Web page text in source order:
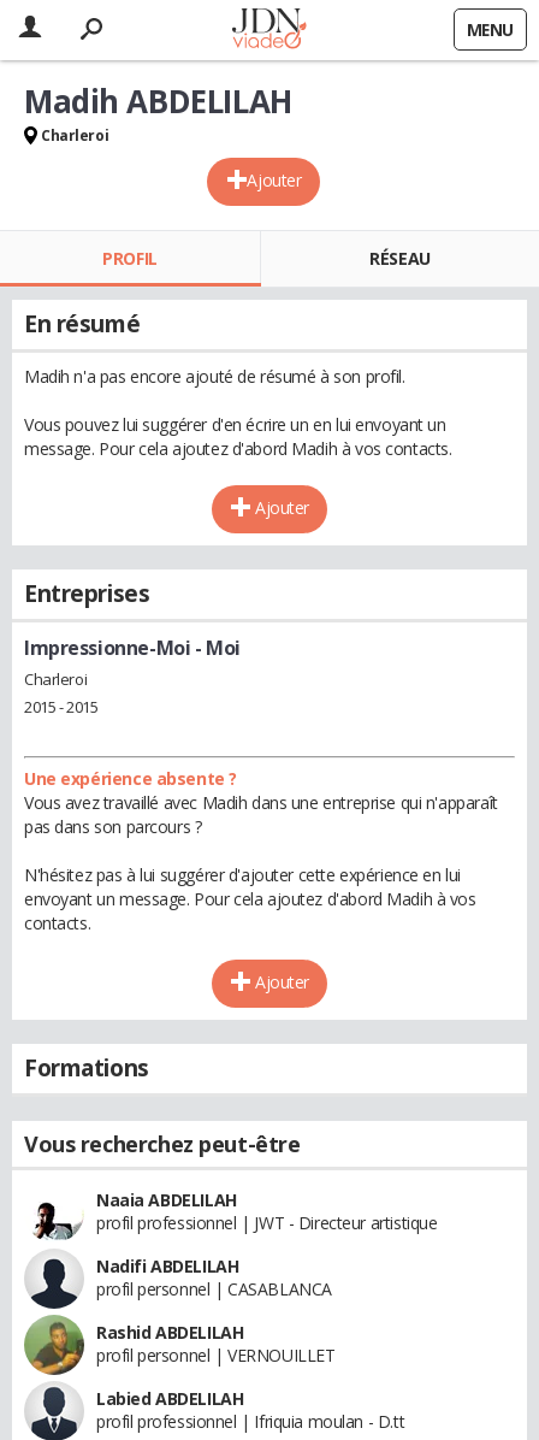
MENU
Ajouter
Madih ABDELILAH
Charleroi
PROFIL RÉSEAU
En résumé
Madih n'a pas encore ajouté de résumé à son profil.
Vous pouvez lui suggérer d'en écrire un en lui envoyant un
message. Pour cela ajoutez d'abord Madih à vos contacts.
Ajouter
Entreprises
Impressionne-Moi - Moi
Charleroi
2015 - 2015
Une expérience absente ?
Vous avez travaillé avec Madih dans une entreprise qui n'apparaît
pas dans son parcours ?
N'hésitez pas à lui suggérer d'ajouter cette expérience en lui
envoyant un message. Pour cela ajoutez d'abord Madih à vos
contacts.
Ajouter
Formations
Vous recherchez peut-être
Naaia ABDELILAH
profil professionnel | JWT - Directeur artistique
Nadifi ABDELILAH
profil personnel | CASABLANCA
Rashid ABDELILAH
profil personnel | VERNOUILLET
Labied ABDELILAH
profil professionnel | Ifriquia moulan - D.tt